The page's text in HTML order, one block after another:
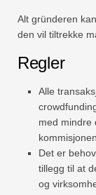
Alt gründeren
den vil tiltrekke
Regler
Alle
med mindre
kommisjonen.
Det er
tillegg til at
og